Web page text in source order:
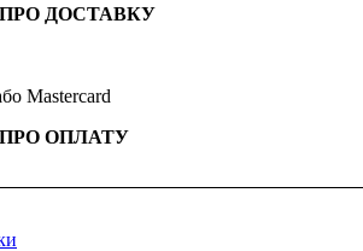
ДОСТАВКУ
Mastercard
ОПЛАТУ